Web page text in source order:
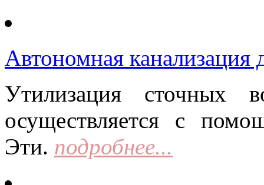
Автономная канализация
Утилизация сточных
осуществляется с
Эти. подробнее...